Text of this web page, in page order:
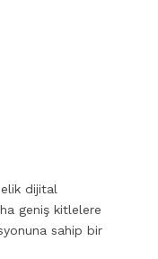
dijital
geniş kitlelere
sahip bir